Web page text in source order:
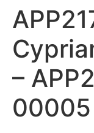
para
conteúdo
–
00005